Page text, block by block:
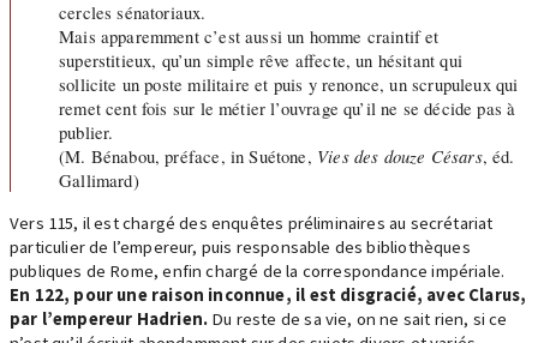
cercles sénatoriaux.
Mais apparemment c’est aussi un homme craintif et
superstitieux, qu’un simple rêve affecte, un hésitant qui
sollicite un poste militaire et puis y renonce, un scrupuleux qui
remet cent fois sur le métier l’ouvrage qu’il ne se décide pas à
publier.
(M. Bénabou, préface, in Suétone, Vies des douze Césars, éd.
Gallimard)
Vers 115, il est chargé des enquêtes préliminaires au secrétariat
particulier de l’empereur, puis responsable des bibliothèques
publiques de Rome, enfin chargé de la correspondance impériale.
En 122, pour une raison inconnue, il est disgracié, avec Clarus,
par l’empereur Hadrien. Du reste de sa vie, on ne sait rien, si ce